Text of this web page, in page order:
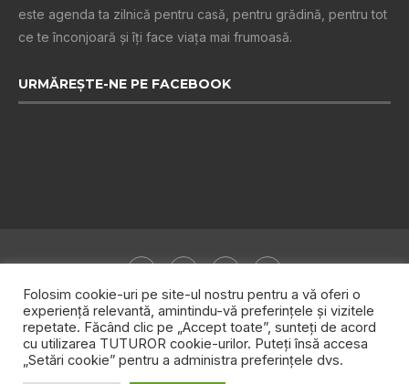
este agenda ta zilnică pentru casă, pentru grădină, pentru tot
ce te înconjoară şi îţi face viaţa mai frumoasă.
URMĂREȘTE-NE PE FACEBOOK
Despre noi Publicitate
Politica de confidențialitate
Contact
Folosim cookie-uri pe site-ul nostru pentru a vă oferi o
experiență relevantă, amintindu-vă preferințele și vizitele
repetate. Făcând clic pe „Accept toate”, sunteți de acord
cu utilizarea TUTUROR cookie-urilor. Puteți însă accesa
„Setări cookie” pentru a administra preferințele dvs.